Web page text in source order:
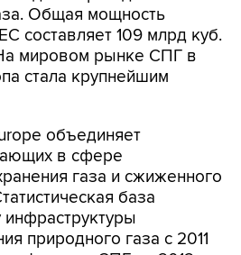
мировом рынке СПГ в
стала крупнейшим
объединяет
газа и сжиженного
база
инфраструктуры
природного газа с 2011
СПГ - с 2012